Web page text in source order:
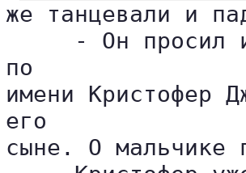
же танцевали и
- Он просил
по
имени Кристофер
его
сыне. О мальчике